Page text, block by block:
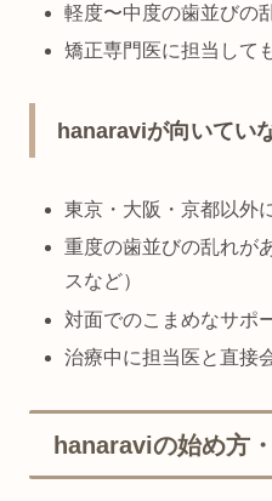
軽度〜中度の歯並びの
矯正専門医に担当して
hanaraviが向いてい
東京・大阪・京都以外
重度の歯並びの乱れが
スなど）
対面でのこまめなサポ
治療中に担当医と直接
hanaraviの始め方